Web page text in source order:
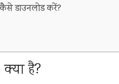
डाउनलोड करें?
है?